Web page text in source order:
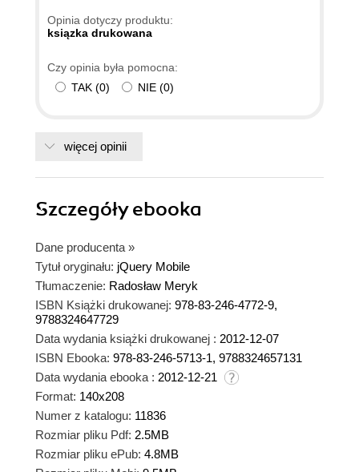
Mobile. Dobra robota autora i tłumacza.
Opinia dotyczy produktu:
ksiązka drukowana
Czy opinia była pomocna:
TAK (0) NIE (0)
więcej opinii
Szczegółyebooka
Dane producenta »
Tytuł oryginału: jQuery Mobile
Tłumaczenie: Radosław Meryk
ISBN Książki drukowanej: 978-83-246-4772-9,
9788324647729
Data wydania książki drukowanej : 2012-12-07
ISBN Ebooka: 978-83-246-5713-1, 9788324657131
Data wydania ebooka : 2012-12-21
Format: 140x208
Numer z katalogu: 11836
Rozmiar pliku Pdf: 2.5MB
Rozmiar pliku ePub: 4.8MB